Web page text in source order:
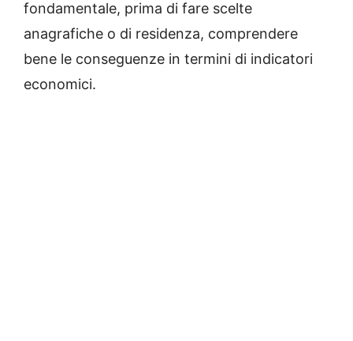
fondamentale, prima di fare scelte
anagrafiche o di residenza, comprendere
bene le conseguenze in termini di indicatori
economici.